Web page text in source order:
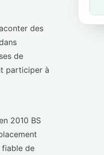
des
de
participer à
2010 BS
fiable de